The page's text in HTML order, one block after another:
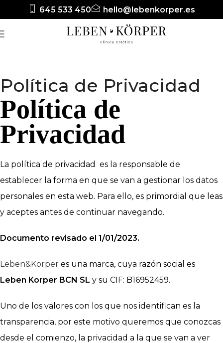
645 533 450 hello@lebenkorper.es
Política de Privacidad
Política de
Privacidad
La política de privacidad es la responsable de
establecer la forma en que se van a gestionar los datos
personales en esta web. Para ello, es primordial que leas
y aceptes antes de continuar navegando.
Documento revisado el 1/01/2023.
Leben&Körper es una marca, cuya razón social es
Leben Korper BCN SL y su CIF: B16952459.
Uno de los valores con los que nos identifican es la
transparencia, por este motivo queremos que conozcas
desde el comienzo, la privacidad a la que se van a ver